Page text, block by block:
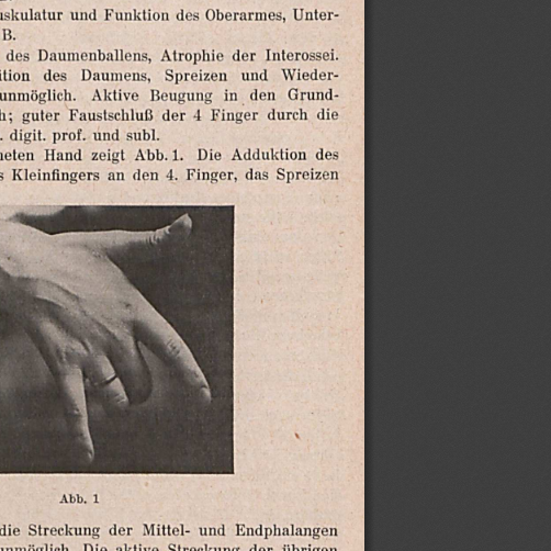
und Funktion des Oberarmes,
Unter-
des Daumenballens, Atrophie der
Interossei.
des Daumens, Spreizen und
Wieder-
Aktive Beugung in den
Grund-
guter Faustschluß der 4 Finger durch
die
digit. prof. und subl.
Hand zeigt Abb.1. Die Adduktion
des
Kleinfingers an den 4. Finger, das Spreizen
Abb. 1
Streckung der Mittel- und
Endphalangen
Die aktive Streckung der übrigen